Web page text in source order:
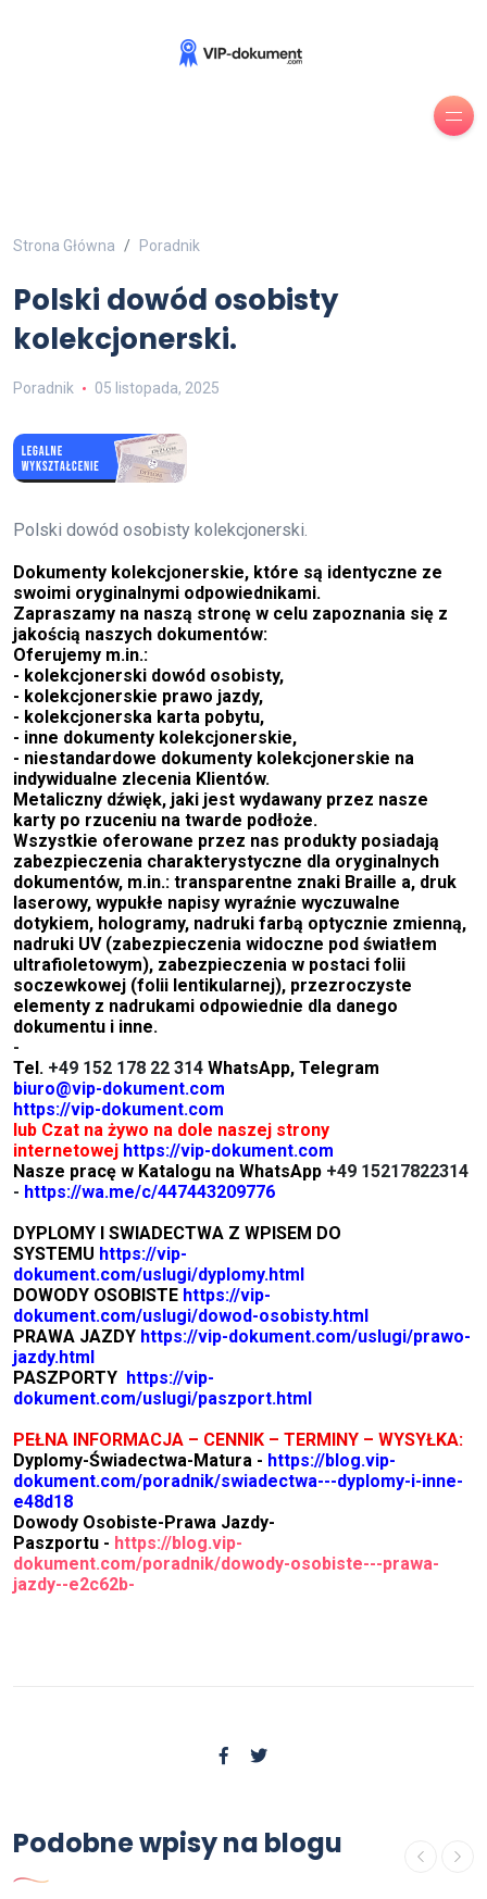
Strona Główna Poradnik
Polski dowód osobisty
kolekcjonerski.
Poradnik 05 listopada, 2025
Polski dowód osobisty kolekcjonerski.
Dokumenty kolekcjonerskie, które są identyczne ze
swoimi oryginalnymi odpowiednikami.
Zapraszamy na naszą stronę w celu zapoznania się z
jakością naszych dokumentów:
Oferujemy m.in.:
- kolekcjonerski dowód osobisty,
- kolekcjonerskie prawo jazdy,
- kolekcjonerska karta pobytu,
- inne dokumenty kolekcjonerskie,
- niestandardowe dokumenty kolekcjonerskie na
indywidualne zlecenia Klientów.
Metaliczny dźwięk, jaki jest wydawany przez nasze
karty po rzuceniu na twarde podłoże.
Wszystkie oferowane przez nas produkty posiadają
zabezpieczenia charakterystyczne dla oryginalnych
dokumentów, m.in.: transparentne znaki Braille a, druk
laserowy, wypukłe napisy wyraźnie wyczuwalne
dotykiem, hologramy, nadruki farbą optycznie zmienną,
nadruki UV (zabezpieczenia widoczne pod światłem
ultrafioletowym), zabezpieczenia w postaci folii
soczewkowej (folii lentikularnej), przezroczyste
elementy z nadrukami odpowiednie dla danego
dokumentu i inne.
-
Tel. +49 152 178 22 314 WhatsApp, Telegram
biuro@vip-dokument.com
https://vip-dokument.com
lub Czat na żywo na dole naszej strony
internetowej https://vip-dokument.com
Nasze pracę w Katalogu na WhatsApp +49 15217822314
- https://wa.me/c/447443209776
DYPLOMY I SWIADECTWA Z WPISEM DO
SYSTEMU https://vip-
dokument.com/uslugi/dyplomy.html
DOWODY OSOBISTE https://vip-
dokument.com/uslugi/dowod-osobisty.html
PRAWA JAZDY https://vip-dokument.com/uslugi/prawo-
jazdy.html
PASZPORTY https://vip-
dokument.com/uslugi/paszport.html
PEŁNA INFORMACJA – CENNIK – TERMINY – WYSYŁKA:
Dyplomy-Świadectwa-Matura - https://blog.vip-
dokument.com/poradnik/swiadectwa---dyplomy-i-inne-
e48d18
Dowody Osobiste-Prawa Jazdy-
Paszportu - https://blog.vip-
dokument.com/poradnik/dowody-osobiste---prawa-
jazdy--e2c62b-
Podobne wpisy na blogu
Poradnik
Kup dyplom Kraków